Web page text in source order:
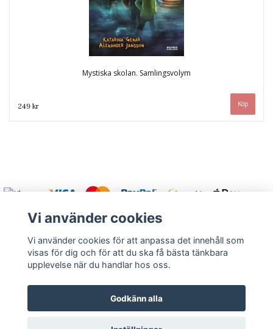
Mystiska skolan. Samlingsvolym
249 kr
Varmt välkommen att kontakta oss.
Vi använder cookies
Vi använder cookies för att anpassa det innehåll som
visas för dig och för att du ska få bästa tänkbara
upplevelse när du handlar hos oss.
Godkänn alla